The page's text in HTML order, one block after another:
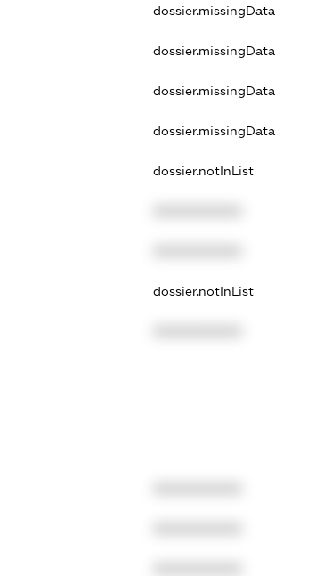
dossier.missingData
dossier.missingData
dossier.missingData
dossier.missingData
dossier.notInList
dossier.notInList